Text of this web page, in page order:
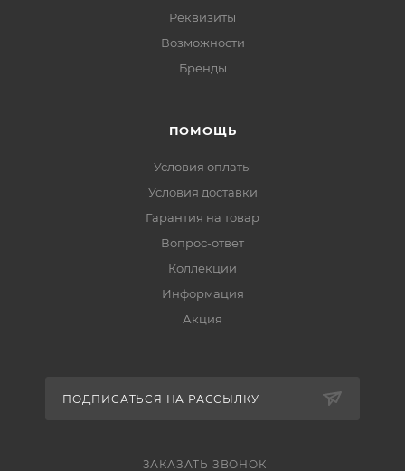
Реквизиты
Возможности
Бренды
ПОМОЩЬ
Условия оплаты
Условия доставки
Гарантия на товар
Вопрос-ответ
Коллекции
Информация
Акция
ПОДПИСАТЬСЯ НА РАССЫЛКУ
ЗАКАЗАТЬ ЗВОНОК